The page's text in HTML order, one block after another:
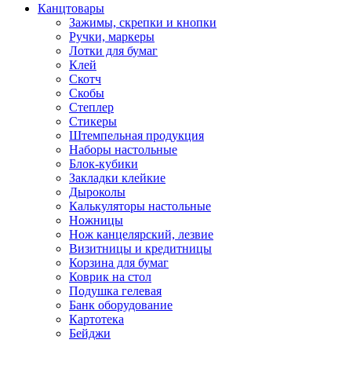
Канцтовары
Зажимы, скрепки и кнопки
Ручки, маркеры
Лотки для бумаг
Клей
Скотч
Скобы
Степлер
Стикеры
Штемпельная продукция
Наборы настольные
Блок-кубики
Закладки клейкие
Дыроколы
Калькуляторы настольные
Ножницы
Нож канцелярский, лезвие
Визитницы и кредитницы
Корзина для бумаг
Коврик на стол
Подушка гелевая
Банк оборудование
Картотека
Бейджи